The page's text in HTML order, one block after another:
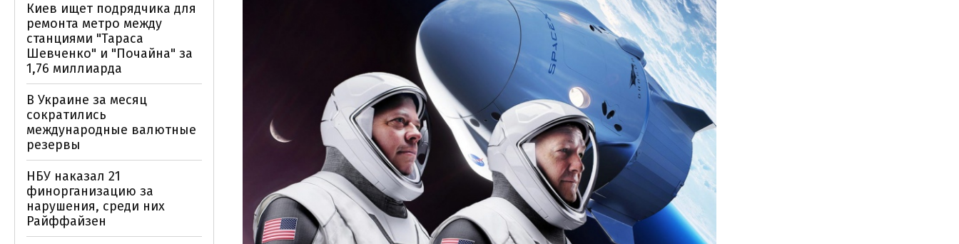
Киев ищет подрядчика для
ремонта метро между
станциями "Тараса
Шевченко" и "Почайна" за
1,76 миллиарда
В Украине за месяц
сократились
международные валютные
резервы
НБУ наказал 21
финорганизацию за
нарушения, среди них
Райффайзен